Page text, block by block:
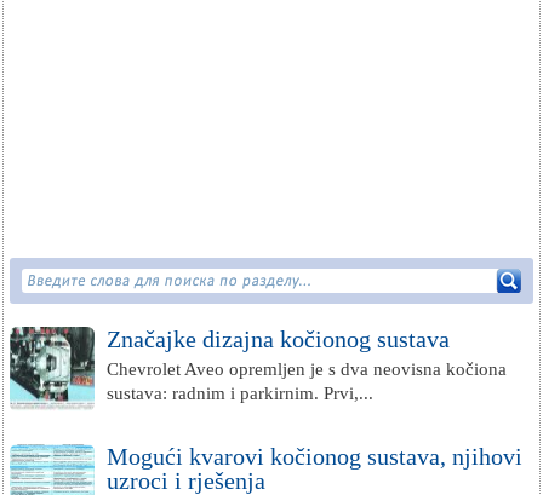
Značajke dizajna kočionog sustava
Chevrolet Aveo opremljen je s dva neovisna kočiona
sustava: radnim i parkirnim. Prvi,...
Mogući kvarovi kočionog sustava, njihovi
uzroci i rješenja